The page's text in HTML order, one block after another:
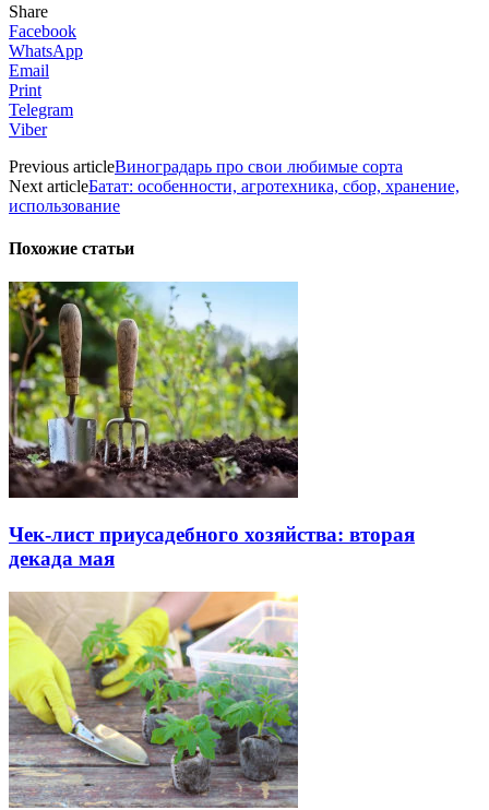
Share
Facebook
WhatsApp
Email
Print
Telegram
Viber
Previous articleВиноградарь про свои любимые сорта
Next articleБатат: особенности, агротехника, сбор, хранение,
использование
Похожие статьи
Чек-лист приусадебного хозяйства: вторая
декада мая